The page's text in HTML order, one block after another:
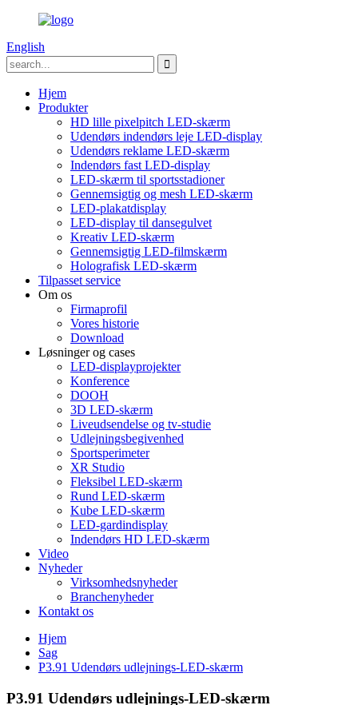
English
Hjem
Produkter
HD lille pixelpitch LED-skærm
Udendørs indendørs leje LED-display
Udendørs reklame LED-skærm
Indendørs fast LED-display
LED-skærm til sportsstadioner
Gennemsigtig og mesh LED-skærm
LED-plakatdisplay
LED-display til dansegulvet
Kreativ LED-skærm
Gennemsigtig LED-filmskærm
Holografisk LED-skærm
Tilpasset service
Om os
Firmaprofil
Vores historie
Download
Løsninger og cases
LED-displayprojekter
Konference
DOOH
3D LED-skærm
Liveudsendelse og tv-studie
Udlejningsbegivenhed
Sportsperimeter
XR Studio
Fleksibel LED-skærm
Rund LED-skærm
Kube LED-skærm
LED-gardindisplay
Indendørs HD LED-skærm
Video
Nyheder
Virksomhedsnyheder
Branchenyheder
Kontakt os
Hjem
Sag
P3.91 Udendørs udlejnings-LED-skærm
P3.91 Udendørs udlejnings-LED-skærm